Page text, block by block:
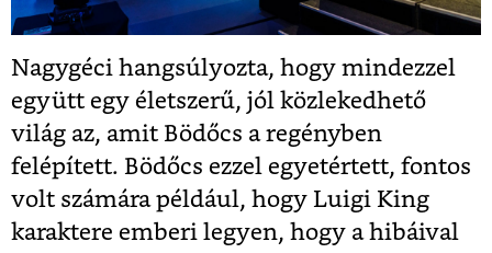
Nagygéci hangsúlyozta, hogy mindezzel
együtt egy életszerű, jól közlekedhető
világ az, amit Bödőcs a regényben
felépített. Bödőcs ezzel egyetértett, fontos
volt számára például, hogy Luigi King
karaktere emberi legyen, hogy a hibáival